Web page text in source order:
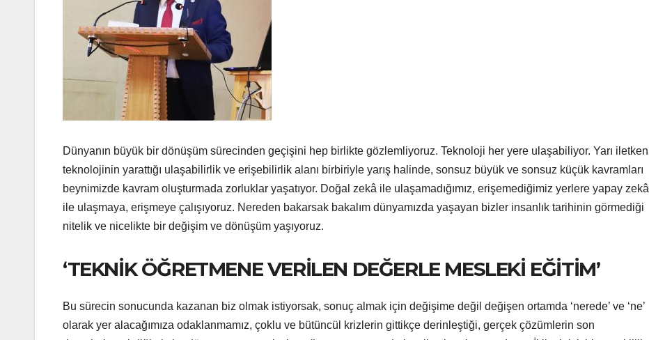
Dünyanın büyük bir dönüşüm sürecinden geçişini hep birlikte gözlemliyoruz. Teknoloji her yere ulaşabiliyor. Yarı iletken
teknolojinin yarattığı ulaşabilirlik ve erişebilirlik alanı birbiriyle yarış halinde, sonsuz büyük ve sonsuz küçük kavramları
beynimizde kavram oluşturmada zorluklar yaşatıyor. Doğal zekâ ile ulaşamadığımız, erişemediğimiz yerlere yapay zekâ
ile ulaşmaya, erişmeye çalışıyoruz. Nereden bakarsak bakalım dünyamızda yaşayan bizler insanlık tarihinin görmediği
nitelik ve nicelikte bir değişim ve dönüşüm yaşıyoruz.
‘TEKNİK ÖĞRETMENE VERİLEN DEĞERLE MESLEKİ EĞİTİM’
Bu sürecin sonucunda kazanan biz olmak istiyorsak, sonuç almak için değişime değil değişen ortamda ‘nerede’ ve ‘ne’
olarak yer alacağımıza odaklanmamız, çoklu ve bütüncül krizlerin gittikçe derinleştiği, gerçek çözümlerin son